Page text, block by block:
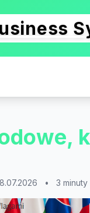
• 3 minuty